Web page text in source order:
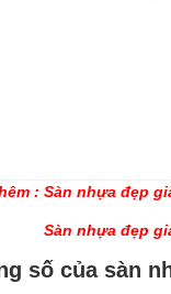
: Sàn nhựa đẹp
Sàn nhựa đẹp
số của sàn